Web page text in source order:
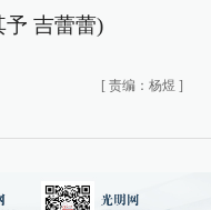
予 吉蕾蕾)
[ 责编：杨煜 ]